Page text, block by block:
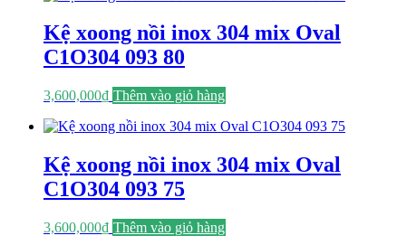
Kệ xoong nồi inox 304 mix Oval
C1O304 093 80
3,600,000₫ Thêm vào giỏ hàng
Kệ xoong nồi inox 304 mix Oval
C1O304 093 75
3,600,000₫ Thêm vào giỏ hàng